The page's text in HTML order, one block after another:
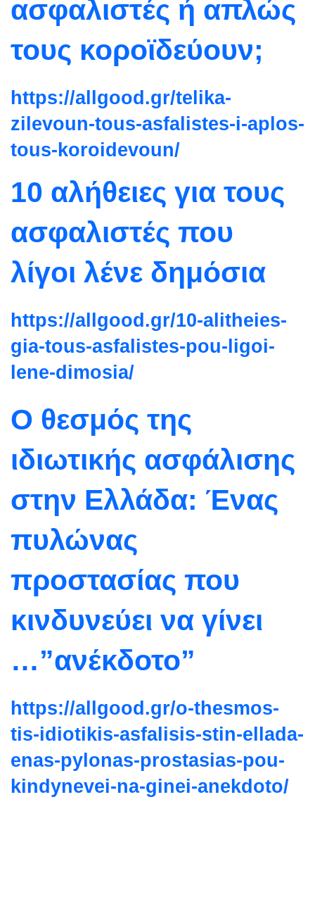
ασφαλιστές ή απλώς
τους κοροϊδεύουν;
https://allgood.gr/telika-
zilevoun-tous-asfalistes-i-aplos-
tous-koroidevoun/
10 αλήθειες για τους
ασφαλιστές που
λίγοι λένε δημόσια
https://allgood.gr/10-alitheies-
gia-tous-asfalistes-pou-ligoi-
lene-dimosia/
Ο θεσμός της
ιδιωτικής ασφάλισης
στην Ελλάδα: Ένας
πυλώνας
προστασίας που
κινδυνεύει να γίνει
…”ανέκδοτο”
https://allgood.gr/o-thesmos-
tis-idiotikis-asfalisis-stin-ellada-
enas-pylonas-prostasias-pou-
kindynevei-na-ginei-anekdoto/